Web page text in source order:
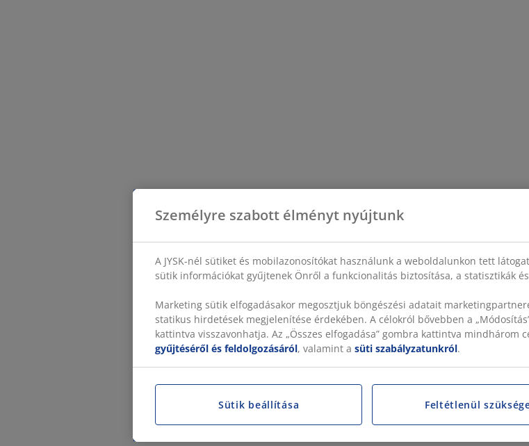
Személyre szabott élményt nyújtunk
A JYSK-nél sütiket és mobilazonosítókat használunk a weboldalunkon tett
sütik információkat gyűjtenek Önről a funkcionalitás biztosítása, a statisztikák
Marketing sütik elfogadásakor megosztjuk böngészési adatait
statikus hirdetések megjelenítése érdekében. A célokról bővebben a
kattintva visszavonhatja. Az „Összes elfogadása” gombra kattintva mindhárom
gyűjtéséről és feldolgozásáról, valamint a süti szabályzatunkról.
Sütik beállítása Feltétlenül